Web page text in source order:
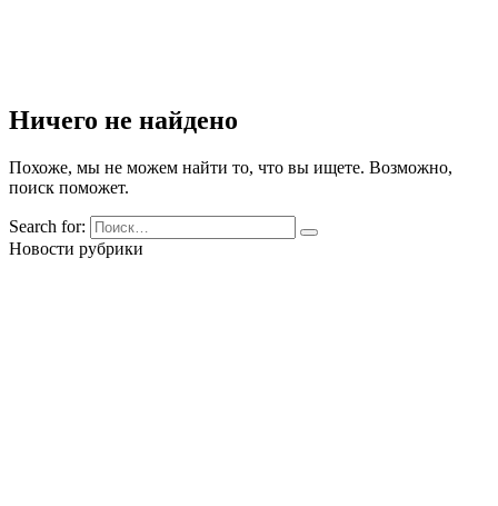
Ничего не найдено
Похоже, мы не можем найти то, что вы ищете. Возможно,
поиск поможет.
Search for:
Новости рубрики